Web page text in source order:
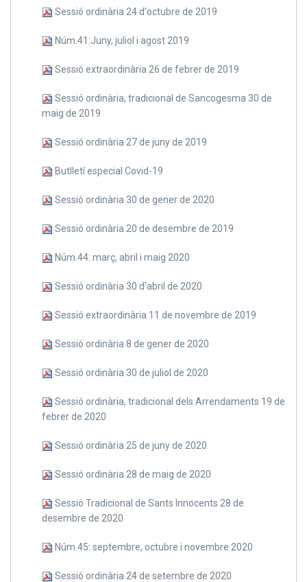
Sessió ordinària 24 d'octubre de 2019
Núm.41:Juny, juliol i agost 2019
Sessió extraordinària 26 de febrer de 2019
Sessió ordinària, tradicional de Sancogesma 30 de
maig de 2019
Sessió ordinària 27 de juny de 2019
Butlletí especial Covid-19
Sessió ordinària 30 de gener de 2020
Sessió ordinària 20 de desembre de 2019
Núm.44: març, abril i maig 2020
Sessió ordinària 30 d'abril de 2020
Sessió extraordinària 11 de novembre de 2019
Sessió ordinària 8 de gener de 2020
Sessió ordinària 30 de juliol de 2020
Sessió ordinària, tradicional dels Arrendaments 19 de
febrer de 2020
Sessió ordinària 25 de juny de 2020
Sessió ordinària 28 de maig de 2020
Sessió Tradicional de Sants Innocents 28 de
desembre de 2020
Núm.45: septembre, octubre i novembre 2020
Sessió ordinària 24 de setembre de 2020